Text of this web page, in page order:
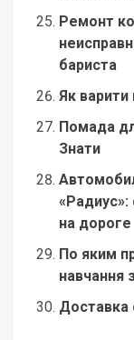
Ремонт
бариста
Як варити
Помада
Знати
на дороге
По яким
навчання
Доставка